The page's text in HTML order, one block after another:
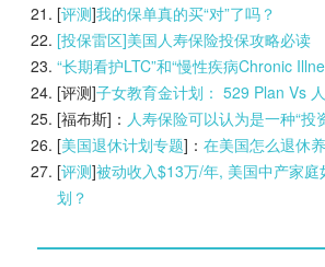
[评测]我的保单真的买“对”了吗？
[投保雷区]美国人寿保险投保攻略必读
“长期看护LTC”和“慢性疾病Chronic
[评测]子女教育金计划： 529 Plan Vs
[福布斯]： 人寿保险可以认为是一种“投
[美国退休计划专题]： 在美国怎么退休
[评测]被动收入$13万/年, 美国中产家庭
划？